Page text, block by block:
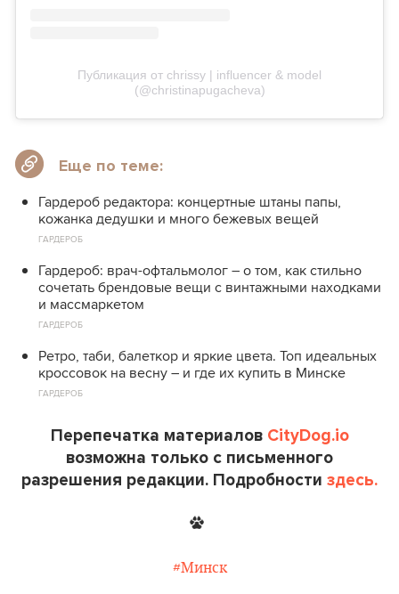
Публикация от chrissy | influencer & model
(@christinapugacheva)
Еще по теме:
Гардероб редактора: концертные штаны папы,
кожанка дедушки и много бежевых вещей
ГАРДЕРОБ
Гардероб: врач-офтальмолог – о том, как стильно
сочетать брендовые вещи с винтажными находками
и массмаркетом
ГАРДЕРОБ
Ретро, таби, балеткор и яркие цвета. Топ идеальных
кроссовок на весну – и где их купить в Минске
ГАРДЕРОБ
Перепечатка материалов CityDog.io
возможна только с письменного
разрешения редакции. Подробности здесь.
#Минск